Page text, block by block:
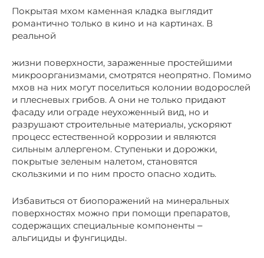
Покрытая мхом каменная кладка выглядит
романтично только в кино и на картинах. В
реальной
жизни поверхности, зараженные простейшими
микроорганизмами, смотрятся неопрятно. Помимо
мхов на них могут поселиться колонии водорослей
и плесневых грибов. А они не только придают
фасаду или ограде неухоженный вид, но и
разрушают строительные материалы, ускоряют
процесс естественной коррозии и являются
сильным аллергеном. Ступеньки и дорожки,
покрытые зеленым налетом, становятся
скользкими и по ним просто опасно ходить.
Избавиться от биопоражений на минеральных
поверхностях можно при помощи препаратов,
содержащих специальные компоненты ‒
альгициды и фунгициды.